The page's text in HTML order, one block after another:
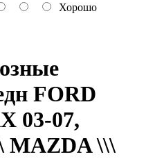
Хорошо
FORD
03-07,
MAZDA \\\